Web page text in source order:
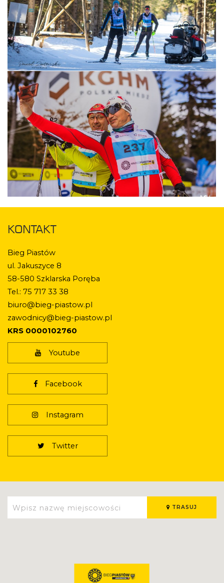
KONTAKT
Bieg Piastów
ul. Jakuszyce 8
58-580 Szklarska Poręba
Tel.: 75 717 33 38
biuro@bieg-piastow.pl
zawodnicy@bieg-piastow.pl
KRS 0000102760
Youtube
Facebook
Instagram
Twitter
TRASUJ